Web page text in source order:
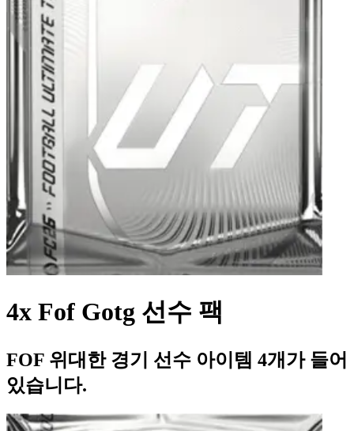
4x Fof Gotg 선수 팩
FOF 위대한 경기 선수 아이템 4개가 들어
있습니다.